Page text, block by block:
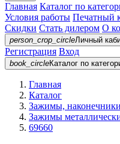
Главная Каталог по
Условия работы Печатный
Скидки Стать дилером О
person_crop_circleЛичный
Регистрация Вход
book_circleКаталог по
Главная
Каталог
Зажимы, наконечники
Зажимы
69660